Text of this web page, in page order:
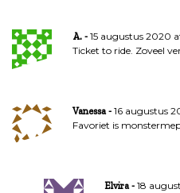
A.
15 augustus 2020
Ticket to ride. Zoveel
Vanessa
16 augustus
Favoriet is
Elvira
18